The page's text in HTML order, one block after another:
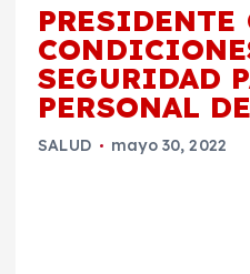
SEGURIDAD
PERSONAL
SALUD mayo 30, 2022